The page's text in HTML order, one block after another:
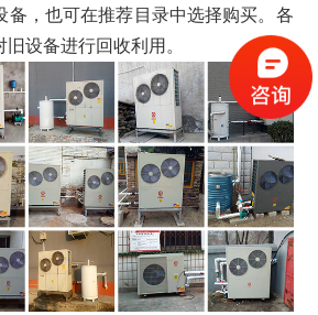
备，也可在推荐目录中选择购买。各
设备进行回收利用。